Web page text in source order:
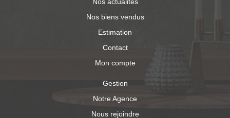
Nos biens vendus
Estimation
Contact
Mon compte
Gestion
Notre Agence
Nous rejoindre